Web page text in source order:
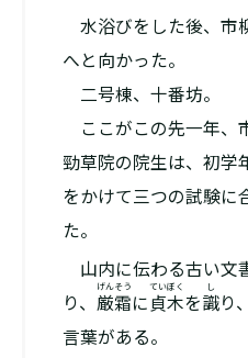
水浴びをした後、市
へと向かった。
二号棟、十番坊。
ここがこの先一年、
勁草院の院生は、初学
をかけて三つの試験に
た。
山内に伝わる古い文
り、 厳霜
げんそう
に 貞木
ていぼく
を識
し
り、
言葉がある。